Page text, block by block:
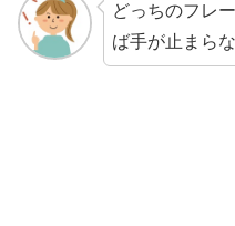
どっちのフレ
ば手が止まら